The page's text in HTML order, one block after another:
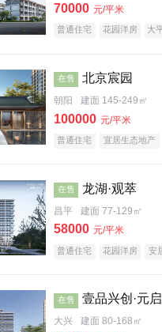
70000 元/平米
普通住宅 花园洋房 大
在售 北京宸园
朝阳 建面 145-249㎡
100000 元/平米
普通住宅 宜居生态地产
在售 龙湖·观萃
昌平 建面 77-129㎡
58000 元/平米
普通住宅 花园洋房 安
在售 壹品兴创·元启
大兴 建面 80-168㎡